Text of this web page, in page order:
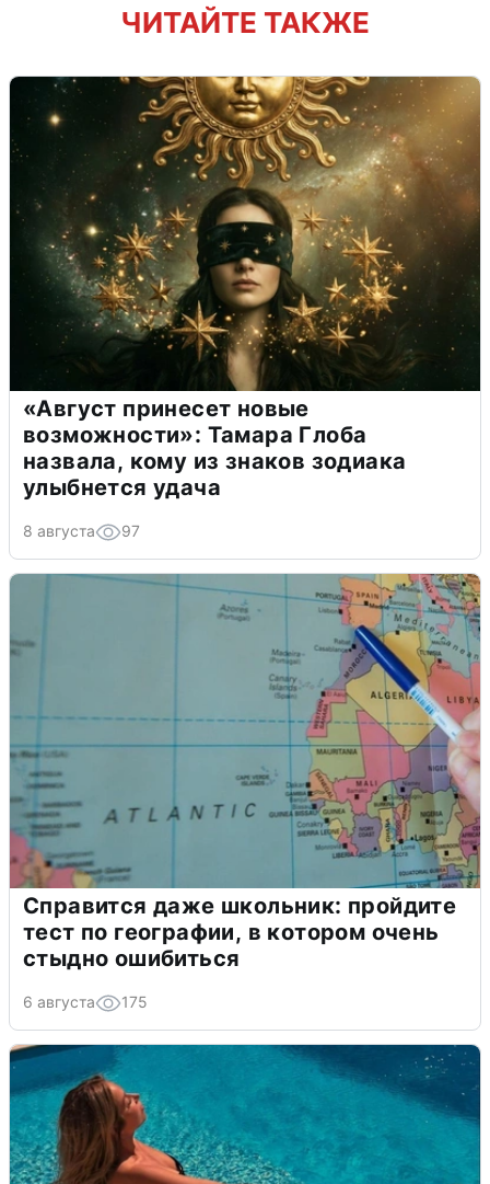
ЧИТАЙТЕ ТАКЖЕ
«Август принесет новые
возможности»: Тамара Глоба
назвала, кому из знаков зодиака
улыбнется удача
8 августа 97
Справится даже школьник: пройдите
тест по географии, в котором очень
стыдно ошибиться
6 августа 175